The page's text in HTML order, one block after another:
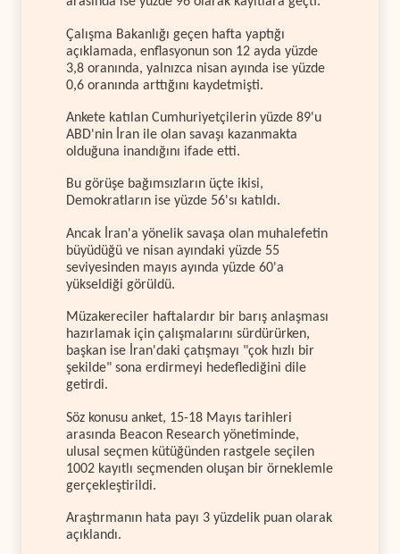
Çalışma Bakanlığı geçen hafta yaptığı
açıklamada, enflasyonun son 12 ayda yüzde
3,8 oranında, yalnızca nisan ayında ise yüzde
0,6 oranında arttığını kaydetmişti.
Ankete katılan Cumhuriyetçilerin yüzde 89'u
ABD'nin İran ile olan savaşı kazanmakta
olduğuna inandığını ifade etti.
Bu görüşe bağımsızların üçte ikisi,
Demokratların ise yüzde 56'sı katıldı.
Ancak İran'a yönelik savaşa olan muhalefetin
büyüdüğü ve nisan ayındaki yüzde 55
seviyesinden mayıs ayında yüzde 60'a
yükseldiği görüldü.
Müzakereciler haftalardır bir barış anlaşması
hazırlamak için çalışmalarını sürdürürken,
başkan ise İran'daki çatışmayı "çok hızlı bir
şekilde" sona erdirmeyi hedeflediğini dile
getirdi.
Söz konusu anket, 15-18 Mayıs tarihleri
arasında Beacon Research yönetiminde,
ulusal seçmen kütüğünden rastgele seçilen
1002 kayıtlı seçmenden oluşan bir örneklemle
gerçekleştirildi.
Araştırmanın hata payı 3 yüzdelik puan olarak
açıklandı.